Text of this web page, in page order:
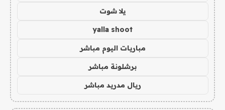
يلا شوت
yalla shoot
مباريات اليوم مباشر
برشلونة مباشر
ريال مدريد مباشر